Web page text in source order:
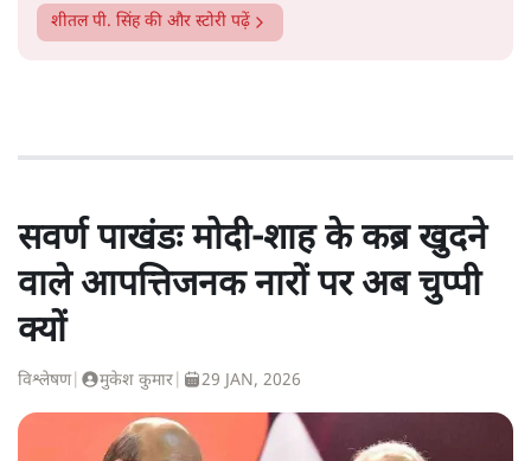
शीतल पी. सिंहकी और स्टोरी पढ़ें
सवर्ण पाखंडः मोदी-शाह के कब्र खुदने
वाले आपत्तिजनक नारों पर अब चुप्पी
क्यों
विश्लेषण| मुकेश कुमार 29 JAN, 2026